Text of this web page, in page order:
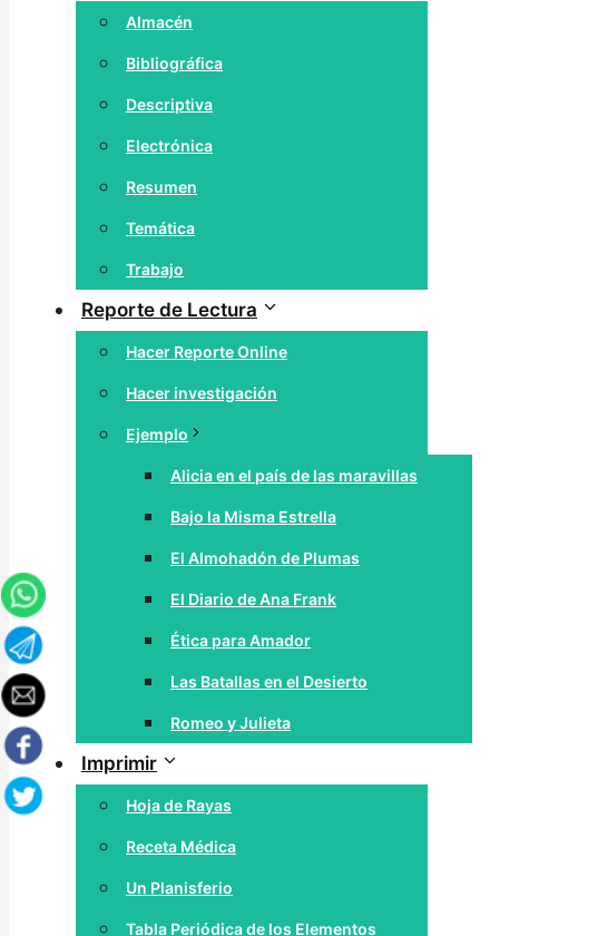
Almacén
Bibliográfica
Descriptiva
Electrónica
Resumen
Temática
Trabajo
Reporte de Lectura
Hacer Reporte Online
Hacer investigación
Ejemplo
Alicia en el país de las maravillas
Bajo la Misma Estrella
El Almohadón de Plumas
El Diario de Ana Frank
Ética para Amador
Las Batallas en el Desierto
Romeo y Julieta
Imprimir
Hoja de Rayas
Receta Médica
Un Planisferio
Tabla Periódica de los Elementos